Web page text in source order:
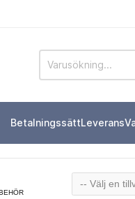
BetalningssättLeverans
-- Välj en